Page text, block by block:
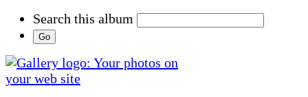
Search this album